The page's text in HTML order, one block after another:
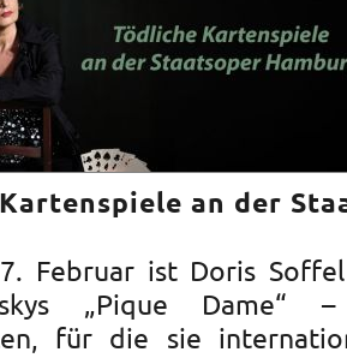
an der
Februar ist Doris
„Pique Dame“
für die sie